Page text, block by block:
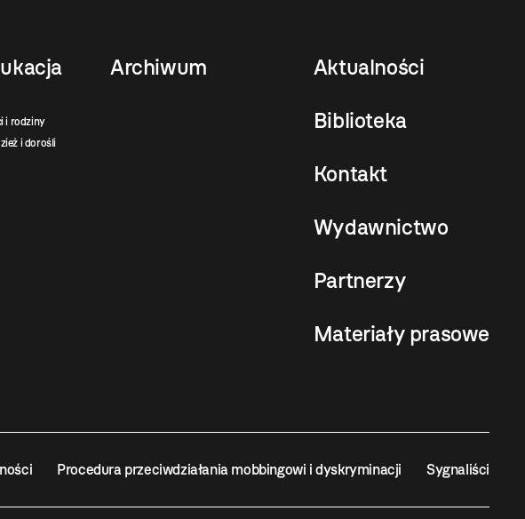
i rodziny
i dorośli
Archiwum Aktualności
Biblioteka
Kontakt
Wydawnictwo
Partnerzy
Materiały prasowe
Procedura przeciwdziałania mobbingowi i dyskryminacji Sygnaliści